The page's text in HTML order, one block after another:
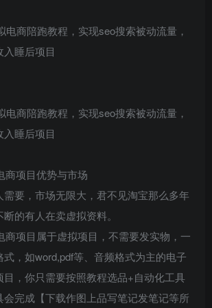
商项目优势与市场
需要，市场无限大，君不见淘宝那么多年
的有人在卖虚拟资料。
商项目属于虚拟项目，不需要发实物，一
，如word,pdf等、音频格式为主的电子
目，你只需要按照教程选品+自动化工具
会完成【下载作图上品写笔记发笔记等所